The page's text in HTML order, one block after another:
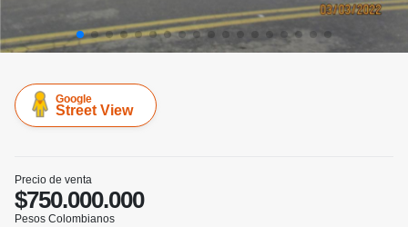
Google
Street View
Precio de venta
$750.000.000
Pesos Colombianos